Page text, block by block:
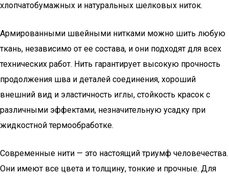
хлопчатобумажных и натуральных шелковых ниток.
Армированными швейными нитками можно шить любую
ткань, независимо от ее состава, и они подходят для всех
технических работ. Нить гарантирует высокую прочность
продолжения шва и деталей соединения, хороший
внешний вид и эластичность иглы, стойкость красок с
различными эффектами, незначительную усадку при
жидкостной термообработке.
Современные нити — это настоящий триумф человечества.
Они имеют все цвета и толщину, тонкие и прочные. Для